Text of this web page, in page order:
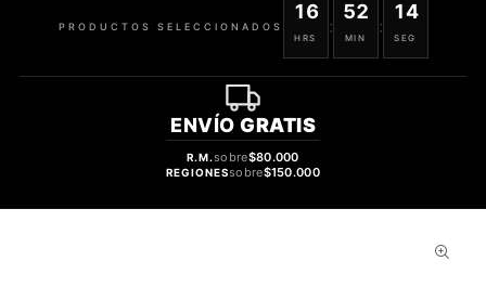
PRODUCTOS SELECCIONADOS
16
HRS
:
52
MIN
:
13
SEG
ENVÍO GRATIS
R.M.sobre$80.000
REGIONESsobre$150.000